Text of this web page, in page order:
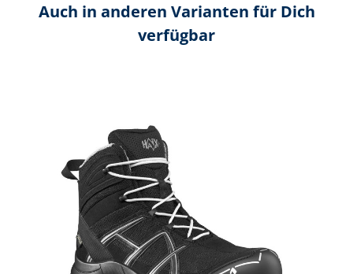
Auch in anderen Varianten für Dich
verfügbar